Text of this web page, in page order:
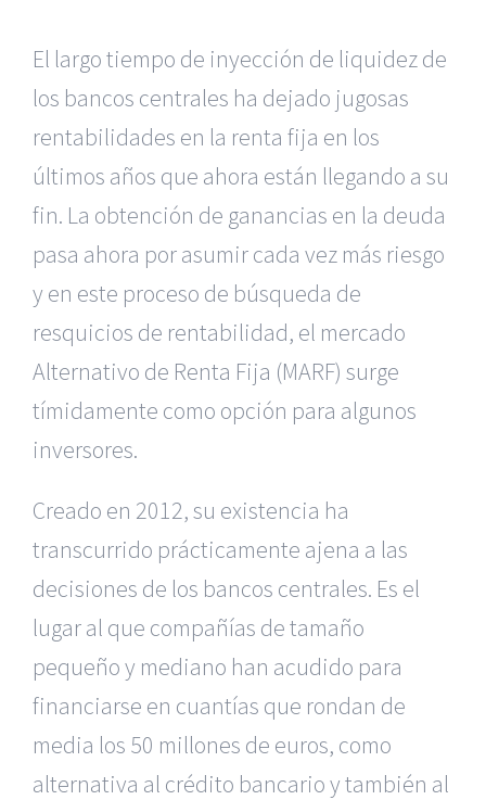
El largo tiempo de inyección de liquidez de
los bancos centrales ha dejado jugosas
rentabilidades en la renta fija en los
últimos años que ahora están llegando a su
fin. La obtención de ganancias en la deuda
pasa ahora por asumir cada vez más riesgo
y en este proceso de búsqueda de
resquicios de rentabilidad, el mercado
Alternativo de Renta Fija (MARF) surge
tímidamente como opción para algunos
inversores.
Creado en 2012, su existencia ha
transcurrido prácticamente ajena a las
decisiones de los bancos centrales. Es el
lugar al que compañías de tamaño
pequeño y mediano han acudido para
financiarse en cuantías que rondan de
media los 50 millones de euros, como
alternativa al crédito bancario y también al